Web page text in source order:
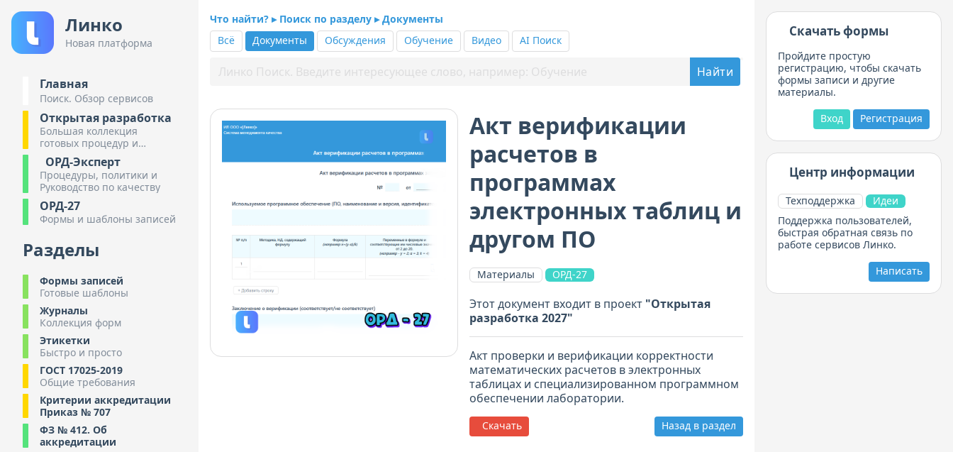
Линко
Новая платформа
Главная
Поиск. Обзор сервисов
Открытая разработка
Большая коллекция
готовых процедур и
инструкций
ОРД-Эксперт
Процедуры, политики и
Руководство по качеству
ОРД-27
Формы и шаблоны записей
Разделы
Формы записей
Готовые шаблоны
Журналы
Коллекция форм
Этикетки
Быстро и просто
ГОСТ 17025-2019
Общие требования
Критерии аккредитации
Приказ № 707
ФЗ № 412. Об
аккредитации
Что найти? ▸ Поиск по разделу ▸ Документы
Всё
Документы Обсуждения Обучение Видео AI Поиск
Акт верификации
расчетов в
программах
электронных таблиц и
другом ПО
Материалы ОРД-27
Этот документ входит в проект "Открытая
разработка 2027"
Акт проверки и верификации корректности
математических расчетов в электронных
таблицах и специализированном программном
обеспечении лаборатории.
Скачать Назад в раздел
Скачать формы
Пройдите простую
регистрацию, чтобы скачать
формы записи и другие
материалы.
Регистрация
Вход
Центр информации
Техподдержка
Идеи
Поддержка пользователей,
быстрая обратная связь по
работе сервисов Линко.
Написать